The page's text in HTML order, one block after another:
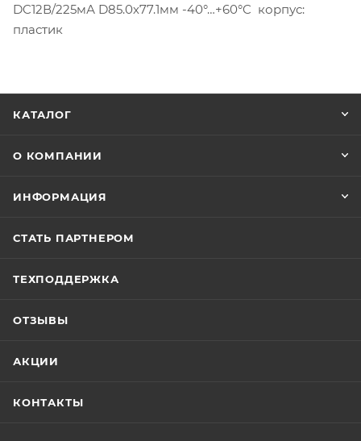
DC12В/225мА D85.0х77.1мм -40°…+60°C корпус:
пластик
КАТАЛОГ
О КОМПАНИИ
ИНФОРМАЦИЯ
СТАТЬ ПАРТНЕРОМ
ТЕХПОДДЕРЖКА
ОТЗЫВЫ
АКЦИИ
КОНТАКТЫ